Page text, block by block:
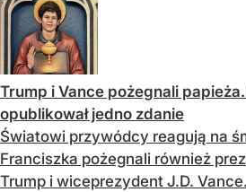
Trump i Vance pożegnali papieża.
opublikował jedno zdanie
Światowi przywódcy reagują na
Franciszka pożegnali również
Trump i wiceprezydent J.D. Vance.